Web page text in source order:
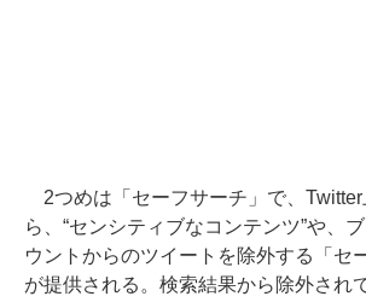
2つめは「セーフサーチ」で、
ら、“センシティブなコンテンツ”や、
ウントからのツイートを除外する「セ
が提供される。検索結果から除外され